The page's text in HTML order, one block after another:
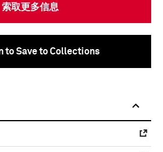
索取更多信息
to Save to Collections